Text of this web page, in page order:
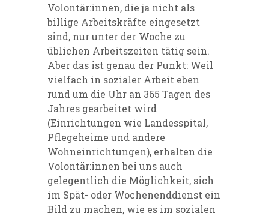
Volontär:innen, die ja nicht als
billige Arbeitskräfte eingesetzt
sind, nur unter der Woche zu
üblichen Arbeitszeiten tätig sein.
Aber das ist genau der Punkt: Weil
vielfach in sozialer Arbeit eben
rund um die Uhr an 365 Tagen des
Jahres gearbeitet wird
(Einrichtungen wie Landesspital,
Pflegeheime und andere
Wohneinrichtungen), erhalten die
Volontär:innen bei uns auch
gelegentlich die Möglichkeit, sich
im Spät- oder Wochenenddienst ein
Bild zu machen, wie es im sozialen